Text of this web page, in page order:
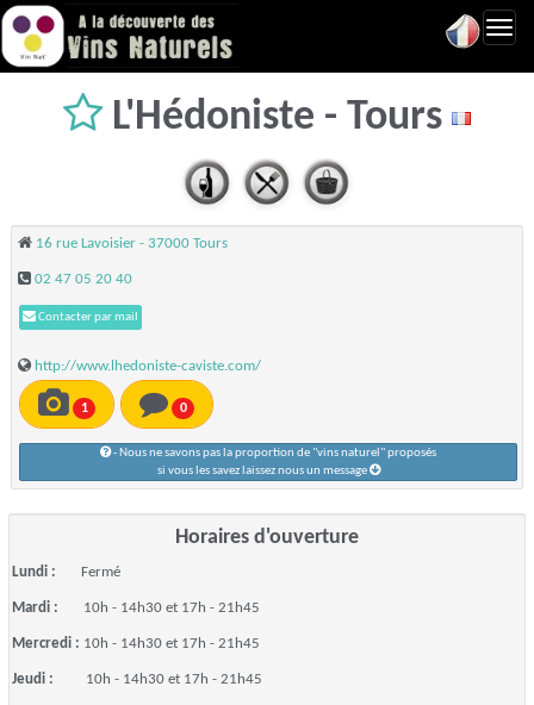
L'Hédoniste - Tours
16 rue Lavoisier - 37000 Tours
02 47 05 20 40
Contacter par mail
http://www.lhedoniste-caviste.com/
1 0
- Nous ne savons pas la proportion de "vins naturel" proposés
si vous les savez laissez nous un message
Horaires d'ouverture
Lundi : Fermé
Mardi : 10h - 14h30 et 17h - 21h45
Mercredi : 10h - 14h30 et 17h - 21h45
Jeudi : 10h - 14h30 et 17h - 21h45